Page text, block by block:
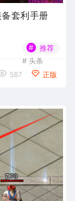
套利手册
#
推荐
# 头条
587 正版